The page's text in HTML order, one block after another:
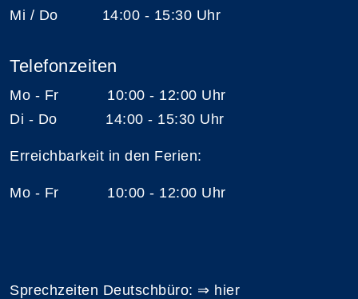
Mi / Do 14:00 - 15:30 Uhr
Telefonzeiten
Mo - Fr 10:00 - 12:00 Uhr
Di - Do 14:00 - 15:30 Uhr
Erreichbarkeit in den Ferien:
Mo - Fr 10:00 - 12:00 Uhr
Sprechzeiten Deutschbüro: ⇒ hier